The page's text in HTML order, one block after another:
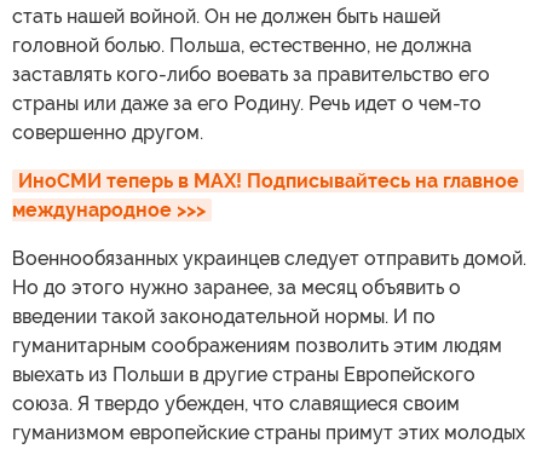
стать нашей войной. Он не должен быть нашей
головной болью. Польша, естественно, не должна
заставлять кого-либо воевать за правительство его
страны или даже за его Родину. Речь идет о чем-то
совершенно другом.
ИноСМИ теперь в MAX! Подписывайтесь на главное
международное >>>
Военнообязанных украинцев следует отправить домой.
Но до этого нужно заранее, за месяц объявить о
введении такой законодательной нормы. И по
гуманитарным соображениям позволить этим людям
выехать из Польши в другие страны Европейского
союза. Я твердо убежден, что славящиеся своим
гуманизмом европейские страны примут этих молодых